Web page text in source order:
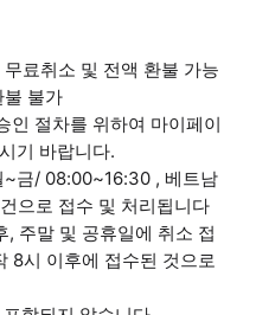
료취소 및 전액 환불 가능
불가
인 절차를 위하여 마이페이
기 바랍니다.
~금/ 08:00~16:30 , 베트남
으로 접수 및 처리됩니다
주말 및 공휴일에 취소 접
8시 이후에 접수된 것으로